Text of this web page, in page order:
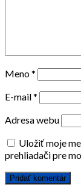
Meno*
E-mail*
Adresa webu
Uložiť moje
prehliadači pre